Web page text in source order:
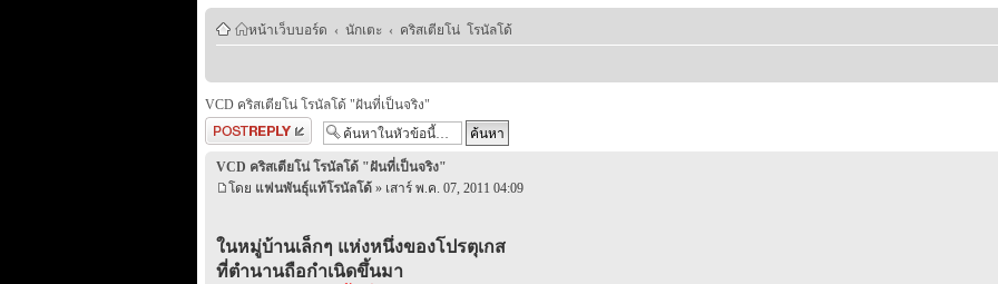
หน้าเว็บบอร์ด ‹ นักเตะ ‹ คริสเตียโน่ โรนัลโด้
VCD คริสเตียโน่ โรนัลโด้ "ฝันที่เป็นจริง"
ตอบกระทู้
VCD คริสเตียโน่ โรนัลโด้ "ฝันที่เป็นจริง"
โดย แฟนพันธุ์แท้โรนัลโด้» เสาร์ พ.ค. 07, 2011 04:09
ในหมู่บ้านเล็กๆ แห่งหนึ่งของโปรตุเกส
ที่ตำนานถือกำเนิดขึ้นมา